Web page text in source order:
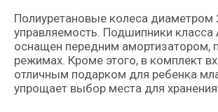
Полиуретановые колеса
управляемость. Подшипники
оснащен передним амортизатором,
режимах. Кроме этого, в комплект
отличным подарком для ребенка
упрощает выбор места для